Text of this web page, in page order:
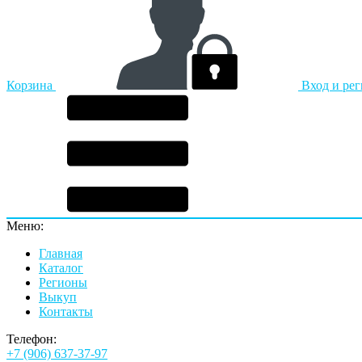
Корзина Вход и
Меню:
Главная
Каталог
Регионы
Выкуп
Контакты
Телефон:
+7 (906) 637-37-97